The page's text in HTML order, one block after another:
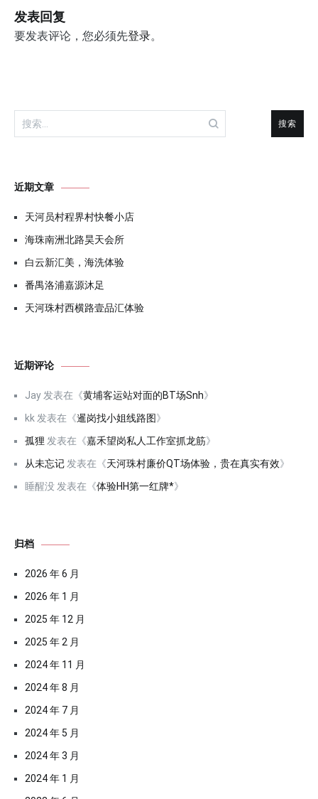
航
发表回复
要发表评论，您必须先登录。
搜
索：
近期文章
天河员村程界村快餐小店
海珠南洲北路昊天会所
白云新汇美，海洗体验
番禺洛浦嘉源沐足
天河珠村西横路壹品汇体验
近期评论
Jay 发表在《黄埔客运站对面的BT场Snh》
kk 发表在《暹岗找小姐线路图》
孤狸 发表在《嘉禾望岗私人工作室抓龙筋》
从未忘记 发表在《天河珠村廉价QT场体验，贵在真实有效》
睡醒没 发表在《体验HH第一红牌*》
归档
2026 年 6 月
2026 年 1 月
2025 年 12 月
2025 年 2 月
2024 年 11 月
2024 年 8 月
2024 年 7 月
2024 年 5 月
2024 年 3 月
2024 年 1 月